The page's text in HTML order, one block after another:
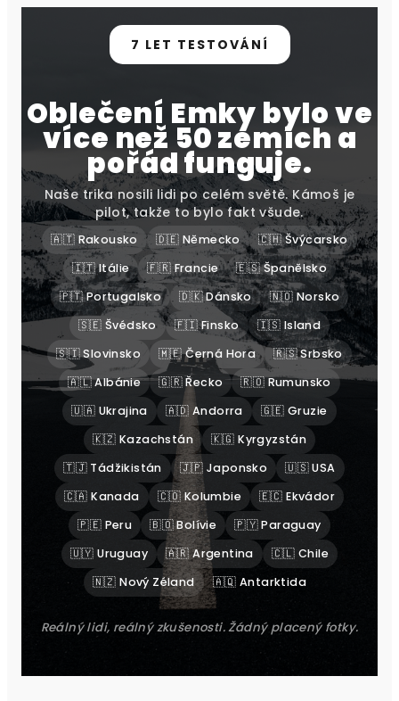
7 LET TESTOVÁNÍ
Oblečení Emky bylo ve
více než 50 zemích a
pořád funguje.
Naše trika nosili lidi po celém světě. Kámoš je
pilot, takže to bylo fakt všude.
🇦🇹 Rakousko 🇩🇪 Německo
🇨🇭 Švýcarsko
🇮🇹 Itálie
🇫🇷 Francie
🇪🇸 Španělsko
🇵🇹 Portugalsko
🇩🇰 Dánsko
🇳🇴 Norsko
🇸🇪 Švédsko
🇫🇮 Finsko
🇮🇸 Island
🇸🇮 Slovinsko
🇲🇪 Černá Hora
🇷🇸 Srbsko
🇦🇱 Albánie
🇬🇷 Řecko
🇷🇴 Rumunsko
🇺🇦 Ukrajina
🇦🇩 Andorra
🇬🇪 Gruzie
🇰🇿 Kazachstán
🇰🇬 Kyrgyzstán
🇹🇯 Tádžikistán
🇯🇵 Japonsko
🇺🇸 USA
🇨🇦 Kanada
🇨🇴 Kolumbie
🇪🇨 Ekvádor
🇵🇪 Peru
🇧🇴 Bolívie
🇵🇾 Paraguay
🇺🇾 Uruguay
🇦🇷 Argentina
🇨🇱 Chile
🇳🇿 Nový Zéland
🇦🇶 Antarktida
Reálný lidi, reálný zkušenosti. Žádný placený fotky.